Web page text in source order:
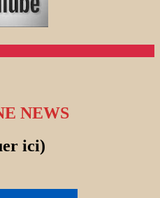
NEWS
ici)